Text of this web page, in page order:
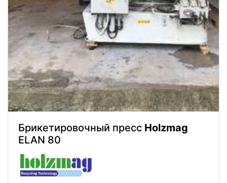
Брикетировочный пресс Holzmag
ELAN 80